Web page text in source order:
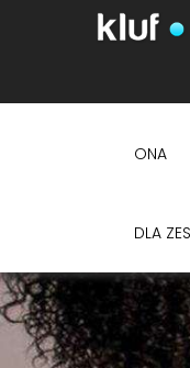
ONA
DLA